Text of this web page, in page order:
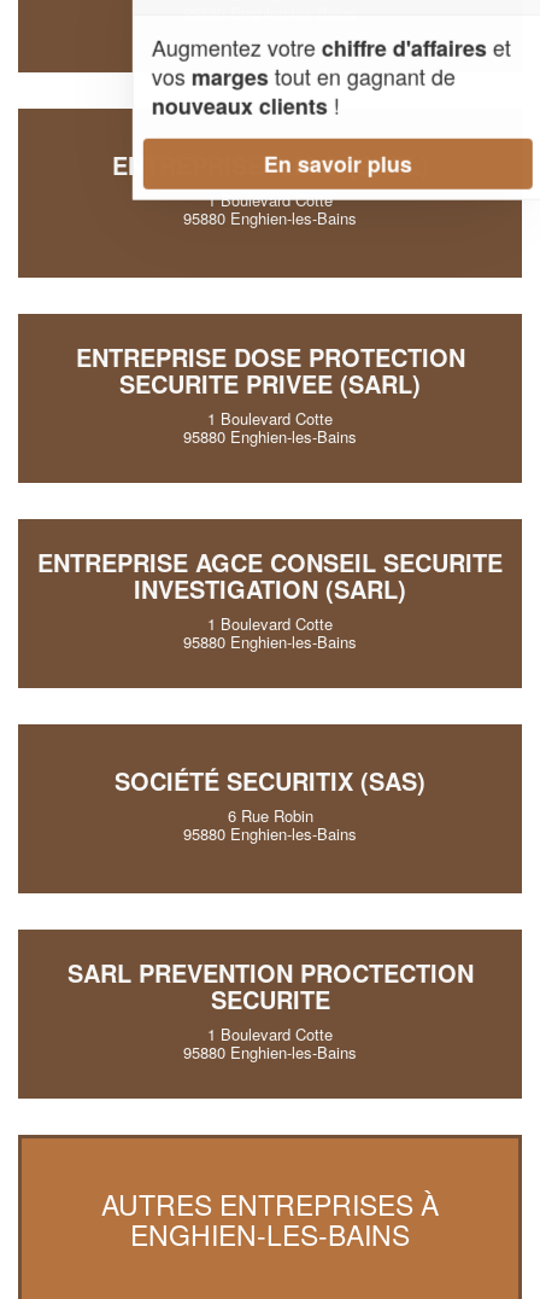
ENTREPRISE A.M.G (SARL)
1 Boulevard Cotte
95880 Enghien-les-Bains
ENTREPRISE DOSE PROTECTION
SECURITE PRIVEE (SARL)
1 Boulevard Cotte
95880 Enghien-les-Bains
ENTREPRISE AGCE CONSEIL SECURITE
INVESTIGATION (SARL)
1 Boulevard Cotte
95880 Enghien-les-Bains
SOCIÉTÉ SECURITIX (SAS)
6 Rue Robin
95880 Enghien-les-Bains
SARL PREVENTION PROCTECTION
SECURITE
1 Boulevard Cotte
95880 Enghien-les-Bains
AUTRES ENTREPRISES À
ENGHIEN-LES-BAINS
Augmentez votrechiffre d'affaireset
vosmargestout en gagnant de
nouveaux clients!
En savoir plus